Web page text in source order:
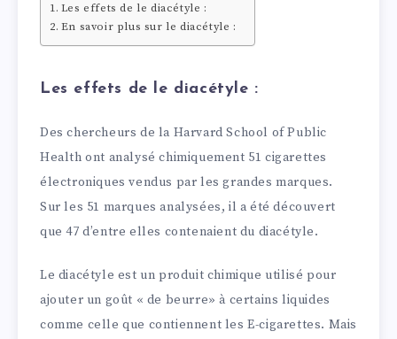
Les effets de le diacétyle :
En savoir plus sur le diacétyle :
Les effets de le diacétyle :
Des chercheurs de la Harvard School of Public
Health ont analysé chimiquement 51 cigarettes
électroniques vendus par les grandes marques.
Sur les 51 marques analysées, il a été découvert
que 47 d’entre elles contenaient du diacétyle.
Le diacétyle est un produit chimique utilisé pour
ajouter un goût « de beurre» à certains liquides
comme celle que contiennent les E-cigarettes. Mais